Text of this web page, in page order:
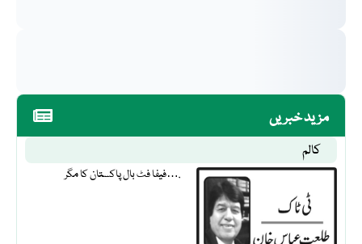
مزید خبریں
کالم
فیفا فٹ بال پاکستان کا مگر….